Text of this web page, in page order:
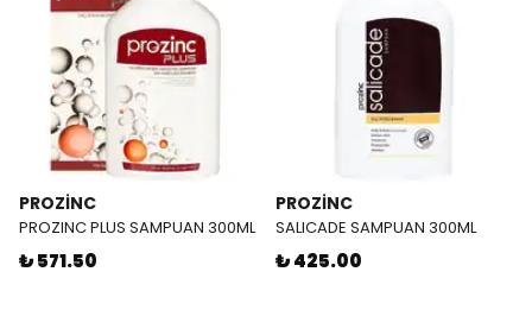
PROZİNC
PROZINC PLUS SAMPUAN 300ML
₺ 571.50
PROZİNC
SALICADE SAMPUAN 300ML
₺ 425.00